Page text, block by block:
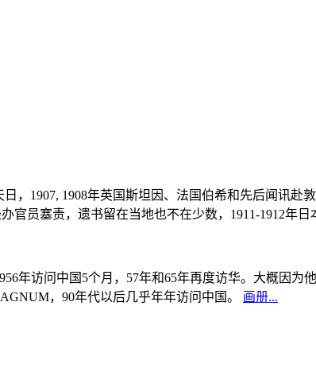
日，1907, 1908年英国斯坦因、法国伯希和先后闻讯
官员塞责，遗书留在当地也不在少数，1911-1912年
年访问中国5个月，57年和65年再度访华。大概因
，90年代以后几乎年年访问中国。 画册...